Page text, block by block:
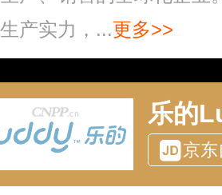
产实力，...更多>>
乐的
京